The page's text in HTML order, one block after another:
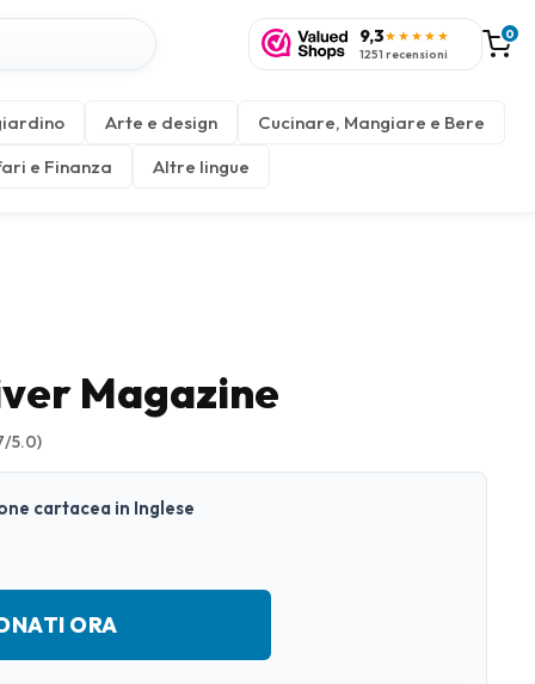
9,3★★★★★
1251 recensioni
0
Arte e design
Cucinare, Mangiare e Bere
e Finanza
Altre lingue
Magazine
5.0)
cartacea in Inglese
ORA